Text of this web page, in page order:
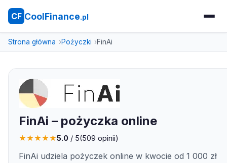
CF CoolFinance.pl
Strona główna Pożyczki FinAi
FinAi – pożyczka online
★★★★★5.0 / 5(509 opinii)
FinAi udziela pożyczek online w kwocie od 1 000 zł